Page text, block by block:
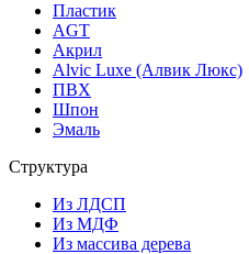
Пластик
AGT
Акрил
Alvic Luxe (Алвик Люкс)
ПВХ
Шпон
Эмаль
Структура
Из ЛДСП
Из МДФ
Из массива дерева